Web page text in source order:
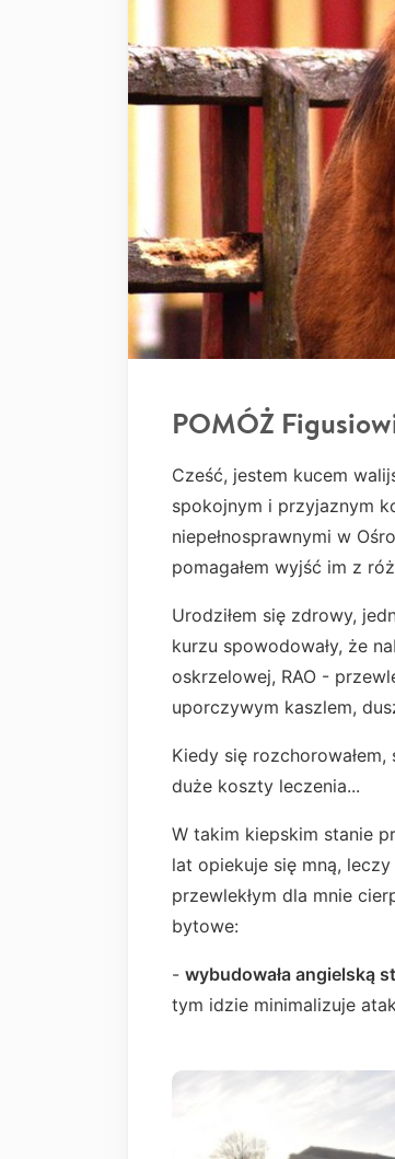
POMÓŻ
Cześć, jestem kucem
spokojnym i przyjaznym
niepełnosprawnymi w
pomagałem wyjść im z
Urodziłem się zdrowy,
kurzu spowodowały, że
oskrzelowej, RAO -
uporczywym kaszlem,
Kiedy się
duże koszty leczenia...
W takim kiepskim stanie
lat opiekuje się mną,
przewlekłym dla mnie
bytowe:
- wybudowała angielską
tym idzie minimalizuje